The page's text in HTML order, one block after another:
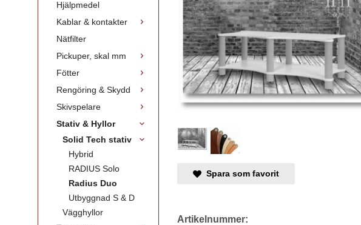
Hjälpmedel
Kablar & kontakter
Nätfilter
Pickuper, skal mm
Fötter
Rengöring & Skydd
Skivspelare
Stativ & Hyllor
Solid Tech stativ
Hybrid
RADIUS Solo
Radius Duo
Utbyggnad S & D
Vägghyllor
Spara som favorit
Artikelnummer: